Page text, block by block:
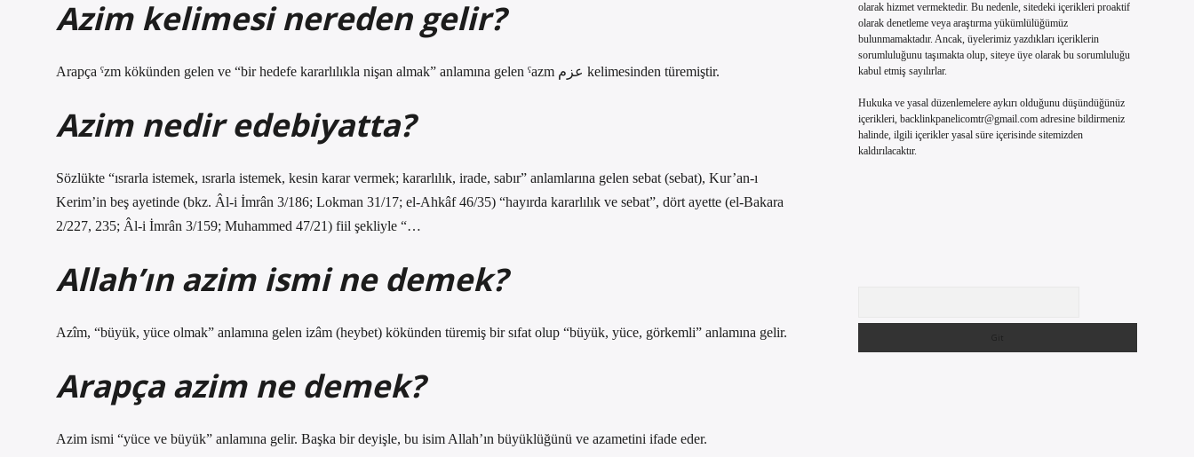
Azim kelimesi nereden gelir?
Arapça ˁzm kökünden gelen ve “bir hedefe kararlılıkla nişan almak” anlamına gelen ˁazm عزم kelimesinden türemiştir.
Azim nedir edebiyatta?
Sözlükte “ısrarla istemek, ısrarla istemek, kesin karar vermek; kararlılık, irade, sabır” anlamlarına gelen sebat (sebat), Kur’an-ı
Kerim’in beş ayetinde (bkz. Âl-i İmrân 3/186; Lokman 31/17; el-Ahkâf 46/35) “hayırda kararlılık ve sebat”, dört ayette (el-Bakara
2/227, 235; Âl-i İmrân 3/159; Muhammed 47/21) fiil şekliyle “…
Allah’ın azim ismi ne demek?
Azîm, “büyük, yüce olmak” anlamına gelen izâm (heybet) kökünden türemiş bir sıfat olup “büyük, yüce, görkemli” anlamına gelir.
Arapça azim ne demek?
Azim ismi “yüce ve büyük” anlamına gelir. Başka bir deyişle, bu isim Allah’ın büyüklüğünü ve azametini ifade eder.
olarak hizmet vermektedir. Bu nedenle, sitedeki içerikleri proaktif
olarak denetleme veya araştırma yükümlülüğümüz
bulunmamaktadır. Ancak, üyelerimiz yazdıkları içeriklerin
sorumluluğunu taşımakta olup, siteye üye olarak bu sorumluluğu
kabul etmiş sayılırlar.
Hukuka ve yasal düzenlemelere aykırı olduğunu düşündüğünüz
içerikleri, backlinkpanelicomtr@gmail.comadresine bildirmeniz
halinde, ilgili içerikler yasal süre içerisinde sitemizden
kaldırılacaktır.